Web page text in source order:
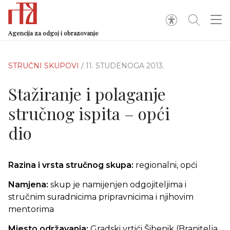
Agencija za odgoj i obrazovanje
STRUČNI SKUPOVI / 11. STUDENOGA 2013.
Stažiranje i polaganje
stručnog ispita – opći
dio
Razina i vrsta stručnog skupa: regionalni, opći
Namjena: skup je namijenjen odgojiteljima i
stručnim suradnicima pripravnicima i njihovim
mentorima